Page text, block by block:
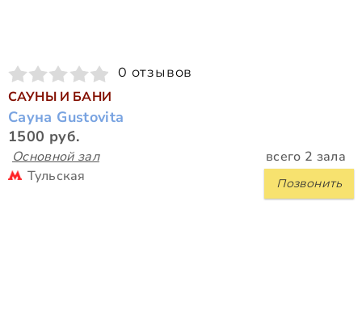
0 отзывов
САУНЫ И БАНИ
Сауна Gustovita
1500 руб.
Основной зал всего 2 зала
Позвонить
Тульская